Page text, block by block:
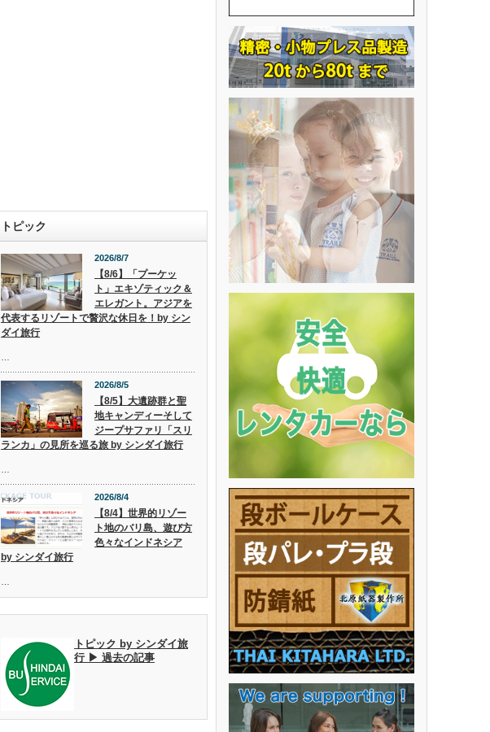
トピック
2026/8/7
【8/6】「プーケッ
ト」エキゾティック＆
エレガント。アジアを
代表するリゾートで贅沢な休日を！by シン
ダイ旅行
2026/8/5
【8/5】大遺跡群と聖
地キャンディーそして
ジープサファリ「スリ
ランカ」の見所を巡る旅 by シンダイ旅行
2026/8/4
【8/4】世界的リゾー
ト地のバリ島、遊び方
色々なインドネシア
by シンダイ旅行
トピック by シンダイ旅
行 ▶ 過去の記事